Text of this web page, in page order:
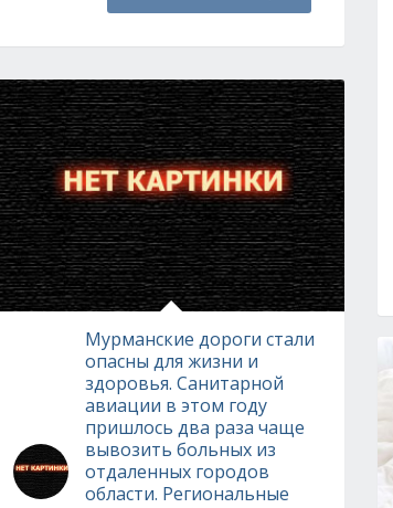
Мурманские дороги стали
опасны для жизни и
здоровья. Санитарной
авиации в этом году
пришлось два раза чаще
вывозить больных из
отдаленных городов
области. Региональные